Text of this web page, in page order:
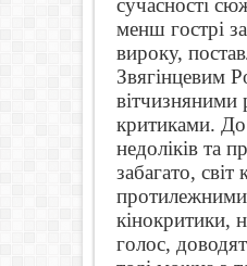
сучасності
менш гострі
вироку,
Звягінцевим
вітчизняними
критиками.
недоліків та
забагато, світ
кінокритики,
голос,